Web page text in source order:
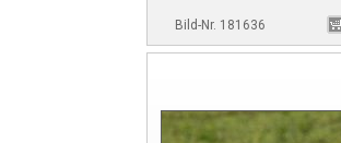
Bild-Nr. 181636